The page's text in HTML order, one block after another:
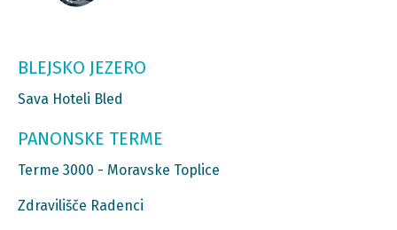
BLEJSKO JEZERO
Sava Hoteli Bled
PANONSKE TERME
Terme 3000 - Moravske Toplice
Zdravilišče Radenci